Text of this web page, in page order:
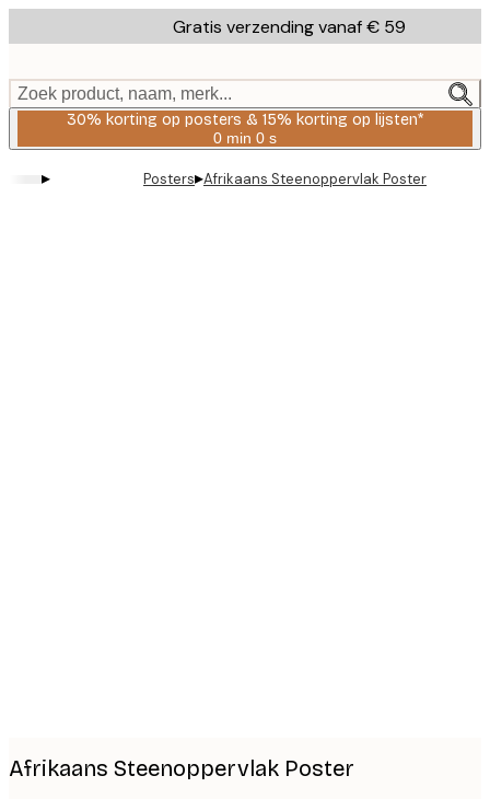
to
content.
Gratis verzending vanaf € 59
Zoek product, naam, merk...
30% korting op posters & 15% korting op lijsten*
0 min 0 s
Geldig
2026-
▸ Posters▸Afrikaans Steenoppervlak Poster
Afrikaans Steenoppervlak Poster